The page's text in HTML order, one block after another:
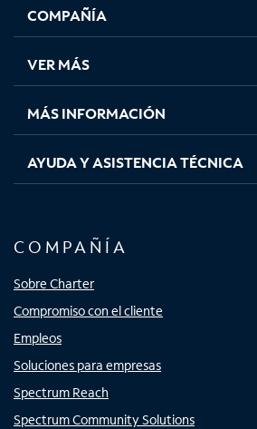
abre
en
pestaña
nueva
abre
en
pestaña
nueva
abre
en
pestaña
nueva
en
nueva
COMPAÑÍA
VER MÁS
MÁS INFORMACIÓN
AYUDA Y ASISTENCIA TÉCNICA
COMPAÑÍA
Sobre Charter
Compromiso con el cliente
Empleos
Soluciones para empresas
Spectrum Reach
Spectrum Community Solutions